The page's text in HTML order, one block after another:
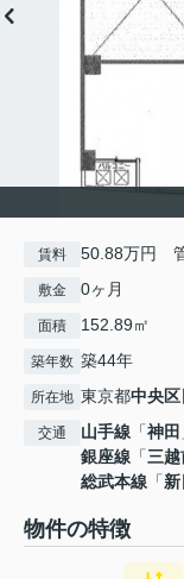
賃料 50.88万円
敷金 0ヶ月
面積 152.89㎡
築年数 築44年
所在地 東京都中央区
交通 山手線 「神田
銀座線 「三越
総武本線 「新
物件の特徴